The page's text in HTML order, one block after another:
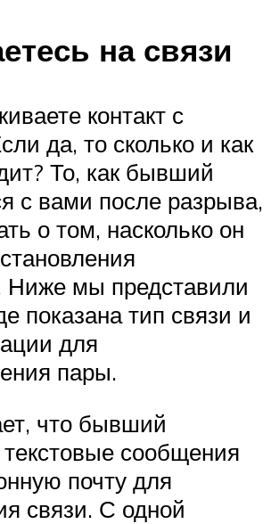
на связи
контакт с
да, то сколько и как
То, как бывший
с вами после разрыва,
о том, насколько он
Ниже мы представили
показана тип связи и
для
пары.
что бывший
текстовые сообщения
почту для
связи. С одной